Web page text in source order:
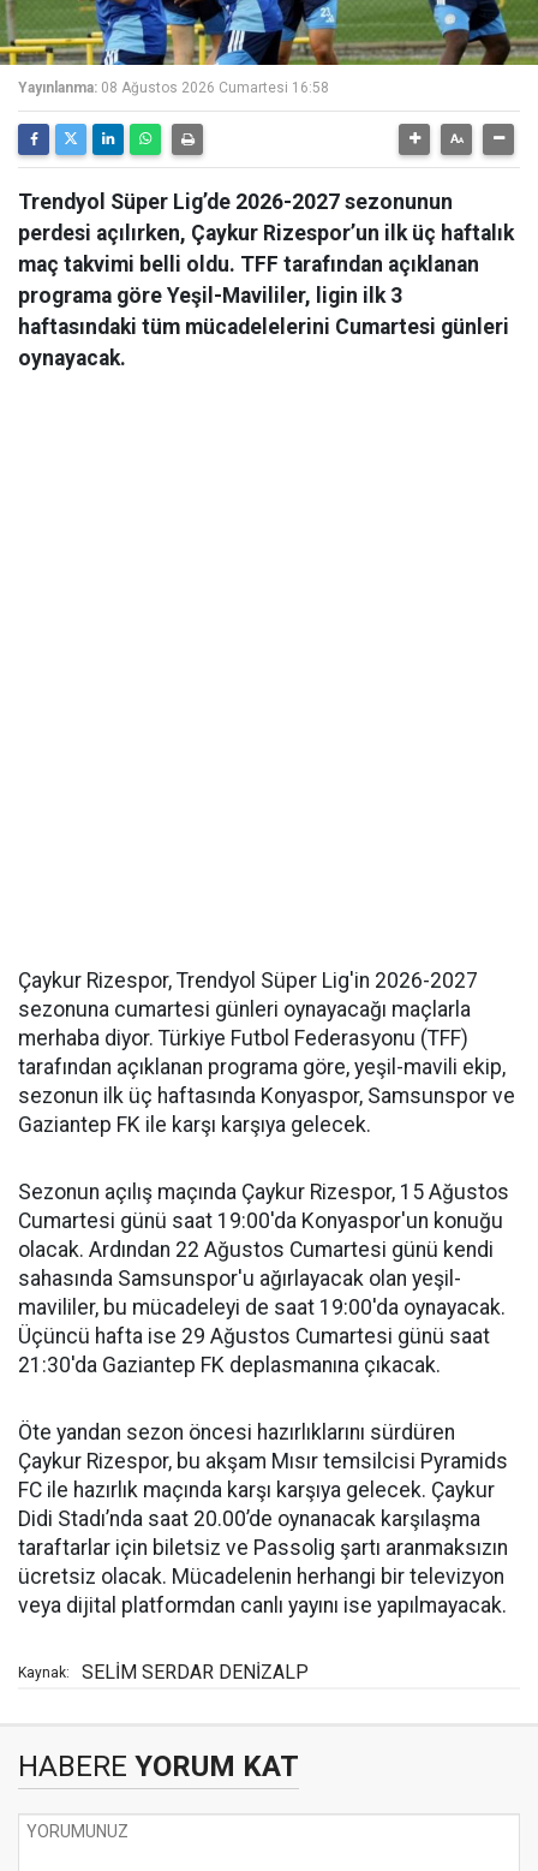
Yayınlanma: 08 Ağustos 2026 Cumartesi 16:58
Trendyol Süper Lig’de 2026-2027 sezonunun
perdesi açılırken, Çaykur Rizespor’un ilk üç haftalık
maç takvimi belli oldu. TFF tarafından açıklanan
programa göre Yeşil-Mavililer, ligin ilk 3
haftasındaki tüm mücadelelerini Cumartesi günleri
oynayacak.
Çaykur Rizespor, Trendyol Süper Lig'in 2026-2027
sezonuna cumartesi günleri oynayacağı maçlarla
merhaba diyor. Türkiye Futbol Federasyonu (TFF)
tarafından açıklanan programa göre, yeşil-mavili ekip,
sezonun ilk üç haftasında Konyaspor, Samsunspor ve
Gaziantep FK ile karşı karşıya gelecek.
Sezonun açılış maçında Çaykur Rizespor, 15 Ağustos
Cumartesi günü saat 19:00'da Konyaspor'un konuğu
olacak. Ardından 22 Ağustos Cumartesi günü kendi
sahasında Samsunspor'u ağırlayacak olan yeşil-
mavililer, bu mücadeleyi de saat 19:00'da oynayacak.
Üçüncü hafta ise 29 Ağustos Cumartesi günü saat
21:30'da Gaziantep FK deplasmanına çıkacak.
Öte yandan sezon öncesi hazırlıklarını sürdüren
Çaykur Rizespor, bu akşam Mısır temsilcisi Pyramids
FC ile hazırlık maçında karşı karşıya gelecek. Çaykur
Didi Stadı’nda saat 20.00’de oynanacak karşılaşma
taraftarlar için biletsiz ve Passolig şartı aranmaksızın
ücretsiz olacak. Mücadelenin herhangi bir televizyon
veya dijital platformdan canlı yayını ise yapılmayacak.
Kaynak: SELİM SERDAR DENİZALP
HABERE YORUM KAT